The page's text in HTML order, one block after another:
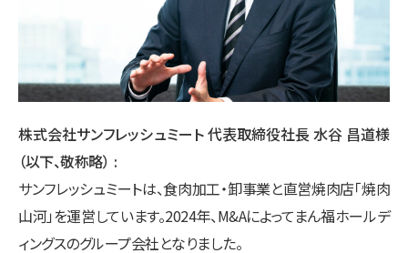
株式会社サンフレッシュミート 代表取締役社長 水谷 昌道様
（以下、敬称略）
サンフレッシュミートは、食肉加工・卸事業と直営焼肉店「焼肉
山河」を運営しています。2024年、M&Aによってまん福ホールデ
ィングスのグループ会社となりました。